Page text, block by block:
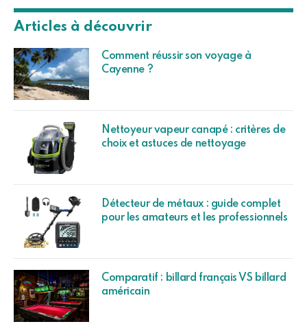
Articles à découvrir
Comment réussir son voyage à
Cayenne ?
Nettoyeur vapeur canapé : critères de
choix et astuces de nettoyage
Détecteur de métaux : guide complet
pour les amateurs et les professionnels
Comparatif : billard français VS billard
américain